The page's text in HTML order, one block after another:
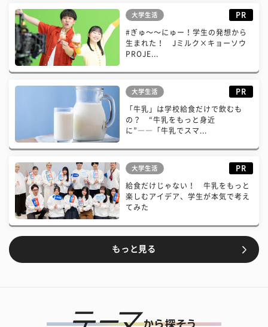
大学生活 PR
#ぎゅ〜〜にゅー！学生の発想から
生まれた！ Jミルク×キョーソウ
PROJE...
大学生活 PR
「牛乳」は学校給食だけで飲むも
の？ “牛乳をもっと身近
に”――「牛乳でスマ...
大学生活 PR
給食だけじゃない！ 牛乳をもっと
楽しむアイデア、学生が本気で考え
てみた
もっと見る